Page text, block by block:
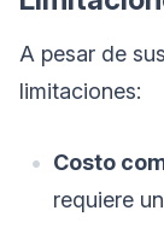
A pesar de
limitaciones:
Costo
requiere